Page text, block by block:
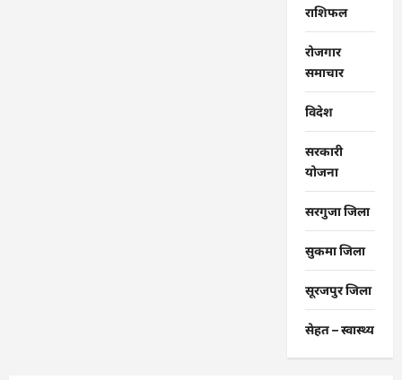
राशिफल
रोजगार
समाचार
विदेश
सरकारी
योजना
सरगुजा जिला
सुकमा जिला
सूरजपुर जिला
सेहत – स्‍वास्‍थ्‍य